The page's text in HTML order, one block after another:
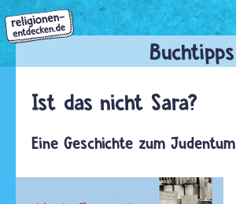
Direkt
zum
Inhalt
Ist das nicht Sara?
Eine Geschichte zum Judentum